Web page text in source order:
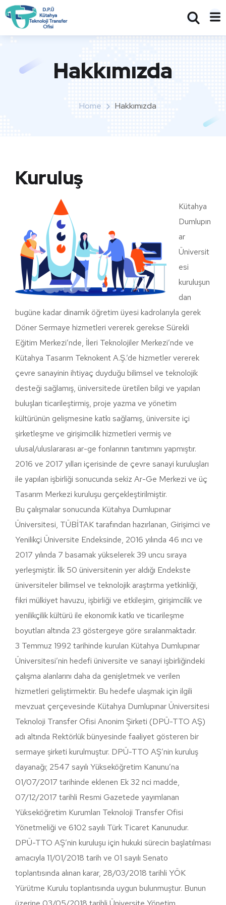
Hakkımızda
Home Hakkımızda
Kuruluş
Kütahya
Dumlupın
ar
Üniversit
esi
kuruluşun
dan
bugüne kadar dinamik öğretim üyesi kadrolarıyla gerek
Döner Sermaye hizmetleri vererek gerekse Sürekli
Eğitim Merkezi’nde, İleri Teknolojiler Merkezi’nde ve
Kütahya Tasarım Teknokent A.Ş.’de hizmetler vererek
çevre sanayinin ihtiyaç duyduğu bilimsel ve teknolojik
desteği sağlamış, üniversitede üretilen bilgi ve yapılan
buluşları ticarileştirmiş, proje yazma ve yönetim
kültürünün gelişmesine katkı sağlamış, üniversite içi
şirketleşme ve girişimcilik hizmetleri vermiş ve
ulusal/uluslararası ar-ge fonlarının tanıtımını yapmıştır.
2016 ve 2017 yılları içerisinde de çevre sanayi kuruluşları
ile yapılan işbirliği sonucunda sekiz Ar-Ge Merkezi ve üç
Tasarım Merkezi kuruluşu gerçekleştirilmiştir.
Bu çalışmalar sonucunda Kütahya Dumlupınar
Üniversitesi, TÜBİTAK tarafından hazırlanan, Girişimci ve
Yenilikçi Üniversite Endeksinde, 2016 yılında 46 ıncı ve
2017 yılında 7 basamak yükselerek 39 uncu sıraya
yerleşmiştir. İlk 50 üniversitenin yer aldığı Endekste
üniversiteler bilimsel ve teknolojik araştırma yetkinliği,
fikri mülkiyet havuzu, işbirliği ve etkileşim, girişimcilik ve
yenilikçilik kültürü ile ekonomik katkı ve ticarileşme
boyutları altında 23 göstergeye göre sıralanmaktadır.
3 Temmuz 1992 tarihinde kurulan Kütahya Dumlupınar
Üniversitesi’nin hedefi üniversite ve sanayi işbirliğindeki
çalışma alanlarını daha da genişletmek ve verilen
hizmetleri geliştirmektir. Bu hedefe ulaşmak için ilgili
mevzuat çerçevesinde Kütahya Dumlupınar Üniversitesi
Teknoloji Transfer Ofisi Anonim Şirketi (DPÜ-TTO AŞ)
adı altında Rektörlük bünyesinde faaliyet gösteren bir
sermaye şirketi kurulmuştur. DPÜ-TTO AŞ’nin kuruluş
dayanağı; 2547 sayılı Yükseköğretim Kanunu’na
01/07/2017 tarihinde eklenen Ek 32 nci madde,
07/12/2017 tarihli Resmi Gazetede yayımlanan
Yükseköğretim Kurumları Teknoloji Transfer Ofisi
Yönetmeliği ve 6102 sayılı Türk Ticaret Kanunudur.
DPÜ-TTO AŞ’nin kuruluşu için hukuki sürecin başlatılması
amacıyla 11/01/2018 tarih ve 01 sayılı Senato
toplantısında alınan karar, 28/03/2018 tarihli YÖK
Yürütme Kurulu toplantısında uygun bulunmuştur. Bunun